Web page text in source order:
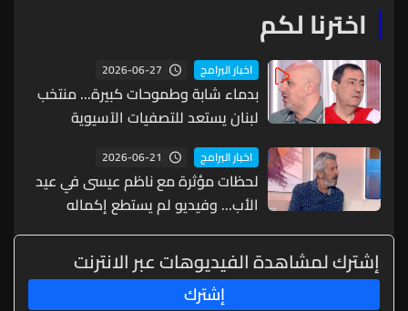
اخترنا لكم
اخبار البرامج 2026-06-27
بدماء شابة وطموحات كبيرة... منتخب
لبنان يستعد للتصفيات الآسيوية
المؤهلة لكأس العالم وفران: لست
هنا لأربي أحداً
اخبار البرامج 2026-06-21
لحظات مؤثرة مع ناظم عيسى في عيد
الأب... وفيديو لم يستطع إكماله
(فيديو)
إشترك لمشاهدة الفيديوهات عبر الانترنت
إشترك